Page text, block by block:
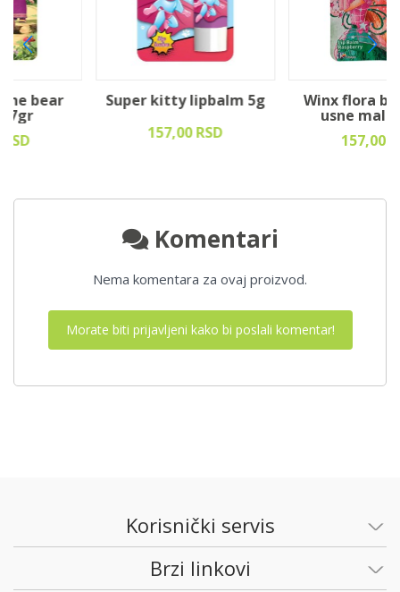
Super kitty lipbalm 5g
Winx flora balsam za
usne malina 5gr
Komentari
Nema komentara za ovaj proizvod.
Morate biti prijavljeni kako bi poslali komentar!
Korisnički servis
Brzi linkovi